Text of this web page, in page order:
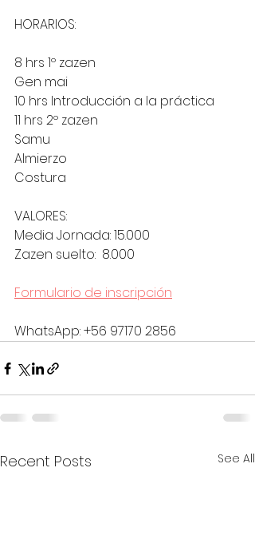
HORARIOS:
8 hrs 1º zazen
Gen mai
10 hrs Introducción a la práctica
11 hrs 2º zazen
Samu
Almierzo
Costura
VALORES:
Media Jornada: 15.000
Zazen suelto:  8.000
Formulario de inscripción
WhatsApp: +56 97170 2856
Recent Posts See All